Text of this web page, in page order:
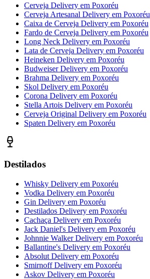
Cerveja Delivery em Poxoréu
Cerveja Artesanal Delivery em Poxoréu
Caixa de Cerveja Delivery em Poxoréu
Fardo de Cerveja Delivery em Poxoréu
Long Neck Delivery em Poxoréu
Lata de Cerveja Delivery em Poxoréu
Heineken Delivery em Poxoréu
Budweiser Delivery em Poxoréu
Brahma Delivery em Poxoréu
Skol Delivery em Poxoréu
Corona Delivery em Poxoréu
Stella Artois Delivery em Poxoréu
Cerveja Original Delivery em Poxoréu
Spaten Delivery em Poxoréu
Destilados
Whisky Delivery em Poxoréu
Vodka Delivery em Poxoréu
Gin Delivery em Poxoréu
Destilados Delivery em Poxoréu
Cachaça Delivery em Poxoréu
Jack Daniel's Delivery em Poxoréu
Johnnie Walker Delivery em Poxoréu
Ballantine's Delivery em Poxoréu
Absolut Delivery em Poxoréu
Smirnoff Delivery em Poxoréu
Askov Delivery em Poxoréu